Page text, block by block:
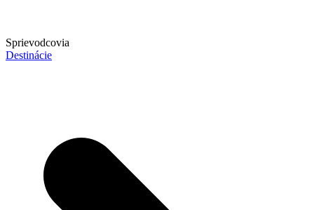
Sprievodcovia
Destinácie